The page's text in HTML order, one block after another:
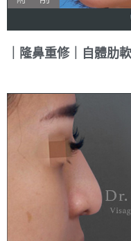
｜隆鼻重修｜自體肋